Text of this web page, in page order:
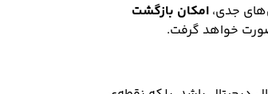
جدی، امکان بازگشت
صورت خواهد گرفت.